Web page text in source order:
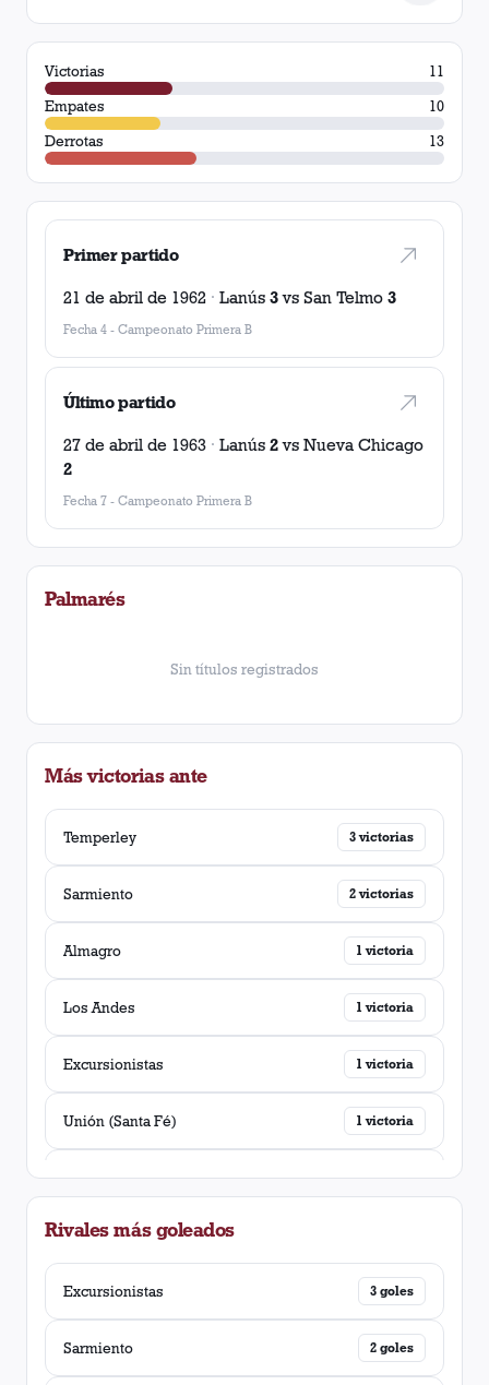
Victorias
11
Empates
10
Derrotas
13
Primer partido
21 de abril de 1962 · Lanús 3vs San Telmo 3
Fecha 4 - Campeonato Primera B
Último partido
27 de abril de 1963 · Lanús 2vs Nueva Chicago
2
Fecha 7 - Campeonato Primera B
Palmarés
Sin títulos registrados
Más victorias ante
Temperley 3 victorias
Sarmiento 2 victorias
Almagro 1 victoria
Los Andes 1 victoria
Excursionistas 1 victoria
Unión (Santa Fé) 1 victoria
Central Córdoba (Rosario) 1 victoria
Tigre
Rivales más goleados
Excursionistas 3 goles
Sarmiento 2 goles